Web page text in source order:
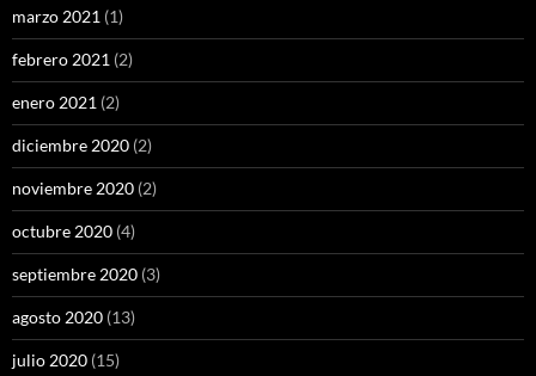
marzo 2021 (1)
febrero 2021 (2)
enero 2021 (2)
diciembre 2020 (2)
noviembre 2020 (2)
octubre 2020 (4)
septiembre 2020 (3)
agosto 2020 (13)
julio 2020 (15)